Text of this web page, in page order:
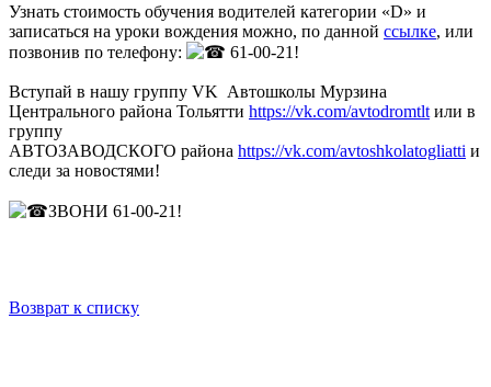
Узнать стоимость обучения водителей категории «D» и
записаться на уроки вождения можно, по данной ссылке, или
позвонив по телефону:
61-00-21!
Вступай в нашу группу VK Автошколы Мурзина
Центрального района Тольятти https://vk.com/avtodromtlt или в
группу
АВТОЗАВОДСКОГО района https://vk.com/avtoshkolatogliatti и
следи за новостями!
ЗВОНИ 61-00-21!
Возврат к списку